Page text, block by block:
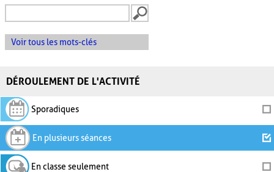
Voir tous les mots-clés
DÉROULEMENT DE L'ACTIVITÉ
Sporadiques
En plusieurs séances
En classe seulement